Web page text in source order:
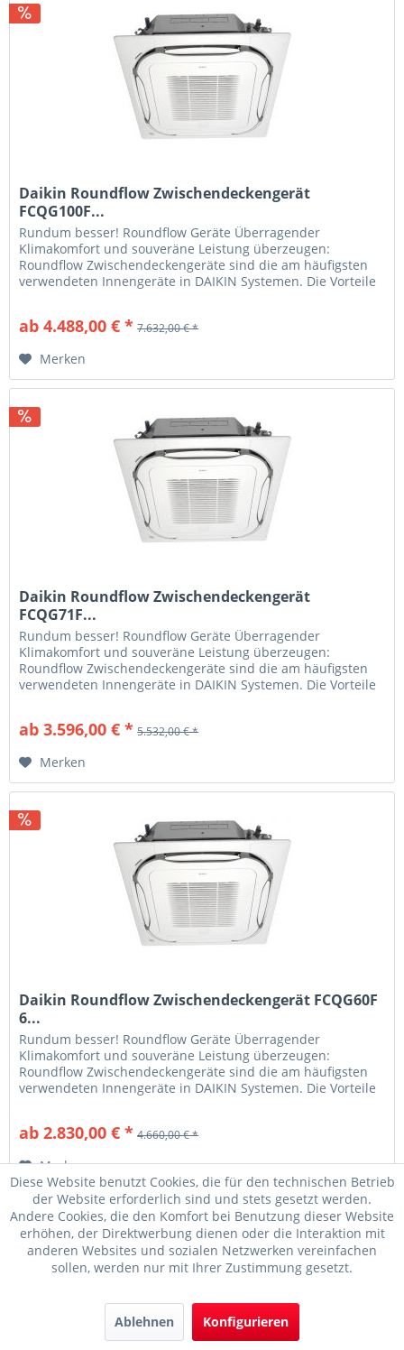
Daikin Roundflow Zwischendeckengerät
FCQG100F...
Rundum besser! Roundflow Geräte Überragender
Klimakomfort und souveräne Leistung überzeugen:
Roundflow Zwischendeckengeräte sind die am häufigsten
verwendeten Innengeräte in DAIKIN Systemen. Die Vorteile
ab 4.488,00 € * 7.632,00 € *
Merken
Daikin Roundflow Zwischendeckengerät
FCQG71F...
Rundum besser! Roundflow Geräte Überragender
Klimakomfort und souveräne Leistung überzeugen:
Roundflow Zwischendeckengeräte sind die am häufigsten
verwendeten Innengeräte in DAIKIN Systemen. Die Vorteile
ab 3.596,00 € * 5.532,00 € *
Merken
Daikin Roundflow Zwischendeckengerät FCQG60F
6...
Rundum besser! Roundflow Geräte Überragender
Klimakomfort und souveräne Leistung überzeugen:
Roundflow Zwischendeckengeräte sind die am häufigsten
verwendeten Innengeräte in DAIKIN Systemen. Die Vorteile
ab 2.830,00 € * 4.660,00 € *
Merken
Diese Website benutzt Cookies, die für den technischen Betrieb
der Website erforderlich sind und stets gesetzt werden.
Andere Cookies, die den Komfort bei Benutzung dieser Website
erhöhen, der Direktwerbung dienen oder die Interaktion mit
anderen Websites und sozialen Netzwerken vereinfachen
sollen, werden nur mit Ihrer Zustimmung gesetzt.
Ablehnen Konfigurieren